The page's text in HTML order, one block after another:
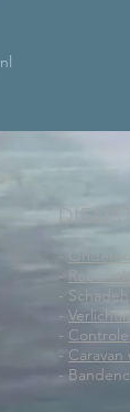
-
-
-
- Verlichting
-
- Caravan
-